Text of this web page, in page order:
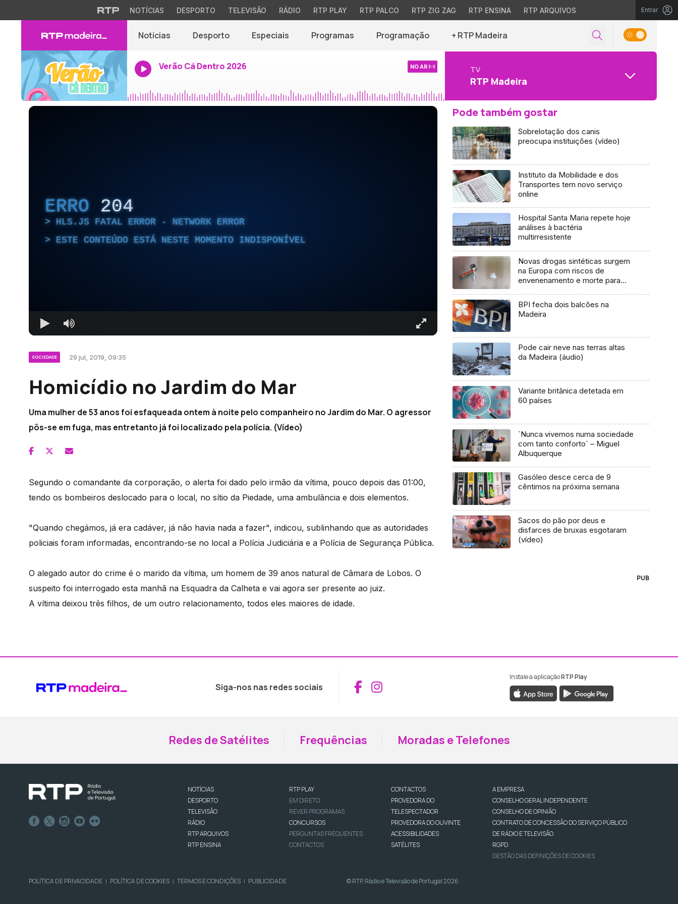
NOTÍCIAS DESPORTO TELEVISÃO RÁDIO RTP PLAY RTP PALCO RTP ZIG ZAG RTP ENSINA RTP ARQUIVOS Entrar
Notícias Desporto Especiais Programas Programação + RTP Madeira
Verão Cá Dentro 2026 NO AR TV
RTP Madeira
ERRO 204
HLS.JS FATAL ERROR - NETWORK ERROR
ESTE CONTEÚDO ESTÁ NESTE MOMENTO INDISPONÍVEL
SOCIEDADE 29 jul, 2019, 09:35
Homicídio no Jardim do Mar
Uma mulher de 53 anos foi esfaqueada ontem à noite pelo companheiro no Jardim do Mar. O agressor
pôs-se em fuga, mas entretanto já foi localizado pela polícia. (Vídeo)
Segundo o comandante da corporação, o alerta foi dado pelo irmão da vítima, pouco depois das 01:00,
tendo os bombeiros deslocado para o local, no sítio da Piedade, uma ambulância e dois elementos.
"Quando chegámos, já era cadáver, já não havia nada a fazer", indicou, sublinhando que as autoridades
policiais foram informadas, encontrando-se no local a Polícia Judiciária e a Polícia de Segurança Pública.
O alegado autor do crime é o marido da vítima, um homem de 39 anos natural de Câmara de Lobos. O
suspeito foi interrogado esta manhã na Esquadra da Calheta e vai agora ser presente ao juiz.
A vítima deixou três filhos, de um outro relacionamento, todos eles maiores de idade.
Pode também gostar
Sobrelotação dos canis
preocupa instituições (vídeo)
Instituto da Mobilidade e dos
Transportes tem novo serviço
online
Hospital Santa Maria repete hoje
análises à bactéria
multirresistente
Novas drogas sintéticas surgem
na Europa com riscos de
envenenamento e morte para
BPI fecha dois balcões na
Madeira
Pode cair neve nas terras altas
da Madeira (áudio)
Variante britânica detetada em
60 países
`Nunca vivemos numa sociedade
com tanto conforto` – Miguel
Albuquerque
Gasóleo desce cerca de 9
cêntimos na próxima semana
Sacos do pão por deus e
disfarces de bruxas esgotaram
(vídeo)
PUB
Siga-nos nas redes sociais Aceder ao Facebook da RTP Madeira
Aceder ao Instagram da RTP Madeira
Instale a aplicaçãoRTP Play
Redes de Satélites Frequências Moradas e Telefones
NOTÍCIAS
DESPORTO
TELEVISÃO
RÁDIO
RTP ARQUIVOS
RTP ENSINA
RTP PLAY
EM DIRETO
REVER PROGRAMAS
CONCURSOS
PERGUNTAS FREQUENTES
CONTACTOS
CONTACTOS
PROVEDORA DO
TELESPECTADOR
PROVEDORA DO OUVINTE
ACESSIBILIDADES
SATÉLITES
A EMPRESA
CONSELHO GERAL INDEPENDENTE
CONSELHO DE OPINIÃO
CONTRATO DE CONCESSÃO DO SERVIÇO PÚBLICO
DE RÁDIO E TELEVISÃO
RGPD
GESTÃO DAS DEFINIÇÕES DE COOKIES
POLÍTICA DE PRIVACIDADE | POLÍTICA DE COOKIES | TERMOS E CONDIÇÕES | PUBLICIDADE © RTP, Rádio e Televisão de Portugal 2026